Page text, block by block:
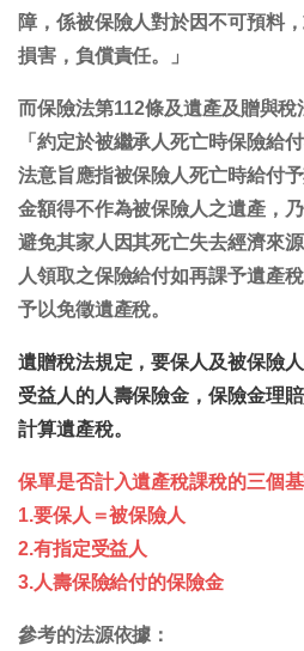
障，係被保險人對於因不可預料
損害，負償責任。」
而保險法第112條及遺產及贈與
「 約定於被繼承人死亡時保險給付
法意旨應指被保險人死亡時給付
金額得不作為被保險人之遺產，
避免其家人因其死亡失去經濟來
人領取之保險給付如再課予遺產
予以免徵遺產稅。
遺贈稅法規定，要保人及被保險
受益人的人壽保險金，保險金理
計算遺產稅。
保單是否計入遺產稅課稅的三個
1.要保人＝被保險人
2.有指定受益人
3.人壽保險給付的保險金
參考的法源依據：